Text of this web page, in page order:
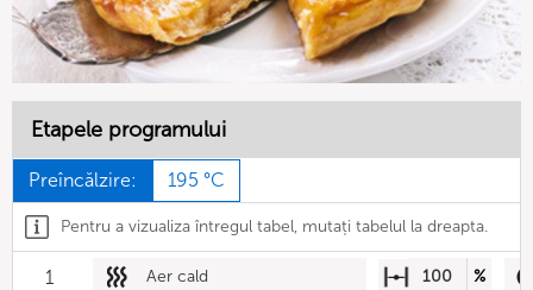
Etapele programului
Preîncălzire: 195 °C
Pentru a vizualiza întregul tabel, mutați tabelul la dreapta.
1 Aer cald 100 %